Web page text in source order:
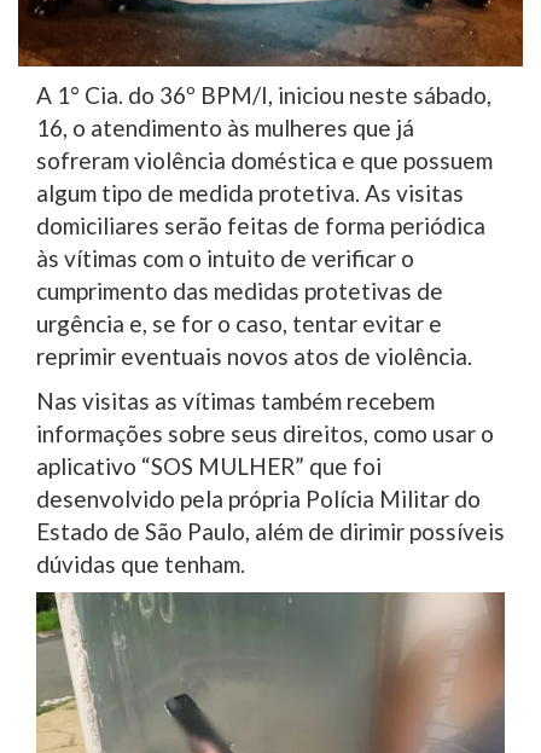
A 1° Cia. do 36º BPM/I, iniciou neste sábado,
16, o atendimento às mulheres que já
sofreram violência doméstica e que possuem
algum tipo de medida protetiva. As visitas
domiciliares serão feitas de forma periódica
às vítimas com o intuito de verificar o
cumprimento das medidas protetivas de
urgência e, se for o caso, tentar evitar e
reprimir eventuais novos atos de violência.
Nas visitas as vítimas também recebem
informações sobre seus direitos, como usar o
aplicativo “SOS MULHER” que foi
desenvolvido pela própria Polícia Militar do
Estado de São Paulo, além de dirimir possíveis
dúvidas que tenham.